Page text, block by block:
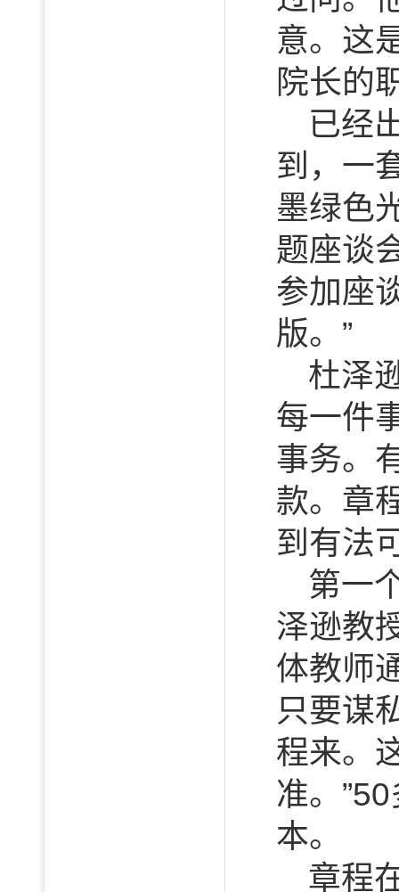
意。这
院长的
已经
到，一
墨绿色
题座谈
参加座
版。”
杜泽
每一件
事务。
款。章
到有法
第一
泽逊教
体教师
只要谋
程来。
准。
本。
章程